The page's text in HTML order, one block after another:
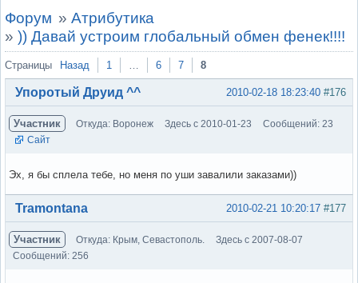
Форум » Атрибутика
» )) Давай устроим глобальный обмен фенек!!!!
Страницы Назад 1 … 6 7 8
#176
2010-02-18 18:23:40
Упоротый Друид ^^
Участник Откуда: Воронеж Здесь с 2010-01-23
Сообщений: 23
Сайт
Эх, я бы сплела тебе, но меня по уши завалили заказами))
Вне форума #177
2010-02-21 10:20:17
Tramontana
Участник Откуда: Крым, Севастополь.
Здесь с 2007-08-07
Сообщений: 256